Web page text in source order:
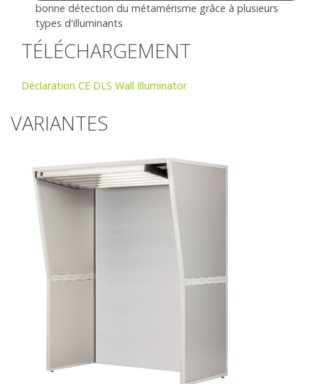
bonne détection du métamérisme grâce à plusieurs
types d'illuminants
TÉLÉCHARGEMENT
Déclaration CE DLS Wall Illuminator
VARIANTES